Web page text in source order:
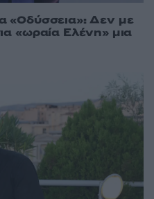
«Οδύσσεια»: Δεν με
«ωραία Ελένη» μια